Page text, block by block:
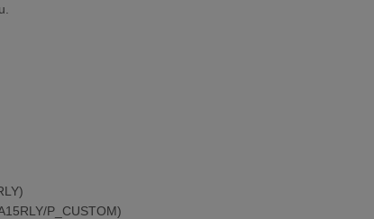
P_CUSTOM)